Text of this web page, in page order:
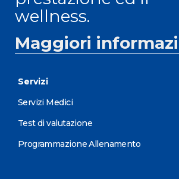
wellness.
Maggiori
Servizi
Servizi Medici
Test di valutazione
Programmazione Allenamento